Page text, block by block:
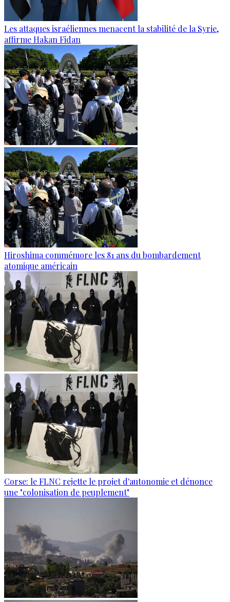
Les attaques israéliennes menacent la stabilité de la Syrie,
affirme Hakan Fidan
Hiroshima commémore les 81 ans du bombardement
atomique américain
Corse: le FLNC rejette le projet d'autonomie et dénonce
une "colonisation de peuplement"